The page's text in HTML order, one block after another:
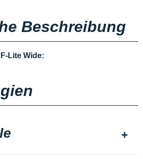
Beschreibung
Lite Wide: